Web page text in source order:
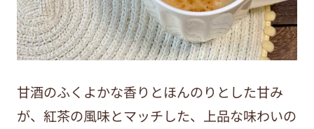
甘酒のふくよかな香りとほんのりとした甘み
が、紅茶の風味とマッチした、上品な味わいの